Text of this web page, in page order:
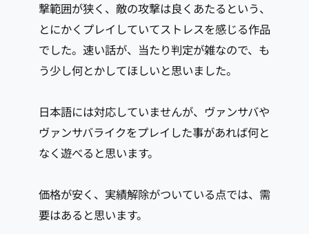
撃範囲が狭く、敵の攻撃は良くあたるという、
とにかくプレイしていてストレスを感じる作品
でした。速い話が、当たり判定が雑なので、も
う少し何とかしてほしいと思いました。
日本語には対応していませんが、ヴァンサバや
ヴァンサバライクをプレイした事があれば何と
なく遊べると思います。
価格が安く、実績解除がついている点では、需
要はあると思います。